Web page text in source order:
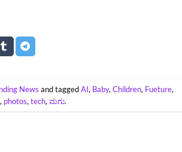
News and taggedAI, Baby,Children, Fueture,
, photos,tech,ಮಗು.